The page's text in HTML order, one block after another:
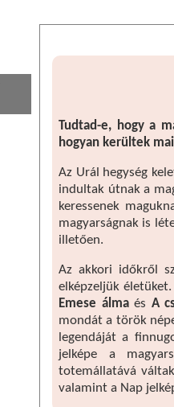
Tudtad-e, hogy a
hogyan kerültek
Az Urál hegység
indultak útnak a
keressenek
magyarságnak is
illetően.
Az akkori időkről
elképzeljük
Emese álmaés A
mondát a török
legendáját a
jelképe a
totemállatává
valamint a Nap